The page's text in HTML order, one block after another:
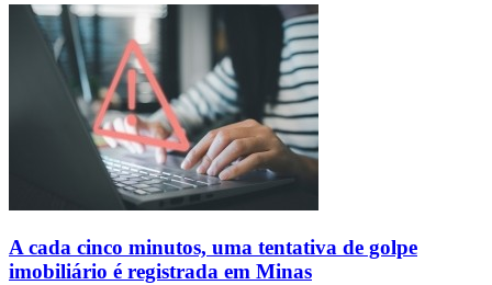
A cada cinco minutos, uma tentativa de golpe
imobiliário é registrada em Minas